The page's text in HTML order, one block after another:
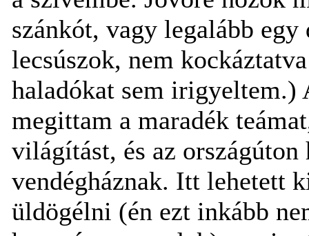
szánkót, vagy legalább
lecsúszok, nem
haladókat sem irigyeltem.)
megittam a maradék
világítást, és az
vendégháznak. Itt lehetett
üldögélni (én ezt inkább